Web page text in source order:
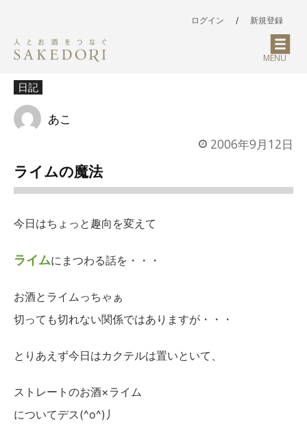
ログイン / 新規登録
MENU
日記
あこ
2006年9月12日
ライムの魔法
今日はちょっと趣向を変えて
ライムにまつわる話を・・・
お酒とライムっちゃぁ
切っても切れない関係ではありますが・・・
とりあえず今日はカクテルは置いといて、
ストレートのお酒×ライム
についてデス(^o^)丿